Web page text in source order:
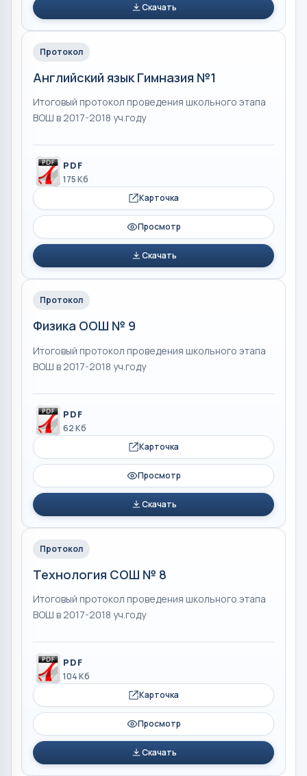
Скачать
Протокол
Английский язык Гимназия №1
Итоговый протокол проведения школьного этапа
ВОШ в 2017-2018 уч.году
PDF
175 Кб
Карточка
Просмотр
Скачать
Протокол
Физика ООШ № 9
Итоговый протокол проведения школьного этапа
ВОШ в 2017-2018 уч.году
PDF
62 Кб
Карточка
Просмотр
Скачать
Протокол
Технология СОШ № 8
Итоговый протокол проведения школьного этапа
ВОШ в 2017-2018 уч.году
PDF
104 Кб
Карточка
Просмотр
Скачать